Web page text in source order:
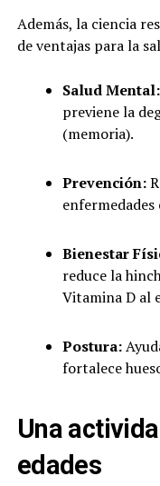
Además, la ciencia
de ventajas para la
Salud Mental:
previene la
(memoria).
Prevención:
enfermedades
Bienestar
reduce la
Vitamina D al
Postura:
fortalece
Una
edades